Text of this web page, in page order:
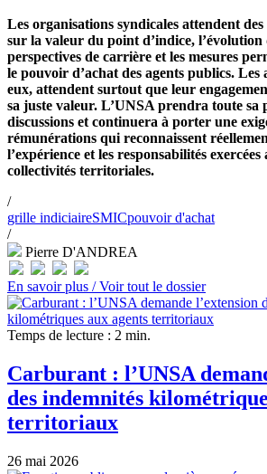
Les organisations syndicales attendent des
sur la valeur du point d’indice, l’évolution
perspectives de carrière et les mesures
le pouvoir d’achat des agents publics.
eux, attendent surtout que leur
sa juste valeur. L’UNSA prendra toute sa
discussions et continuera à porter une
rémunérations qui reconnaissent
l’expérience et les responsabilités
collectivités territoriales.
/
grille indiciaireSMICpouvoir d'achat
/
Pierre D'ANDREA
En savoir plus /Voir tout le dossier
Temps de lecture : 2 min.
Carburant : l’UNSA
des indemnités
territoriaux
26 mai 2026